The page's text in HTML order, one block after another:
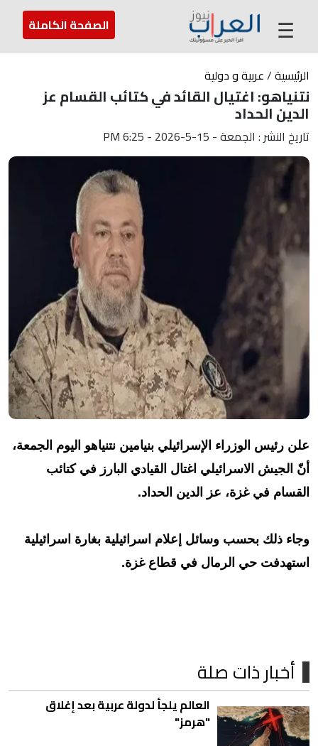
عن العراب ارسل لنا ☰ الصفحة الكاملة
الرئيسية/عربية و دولية
نتنياهو: اغتيال القائد في كتائب القسام عز
الدين الحداد
تاريخ النشر : الجمعة - 15-5-2026 - 6:25 PM
علن رئيس الوزراء الإسرائيلي بنيامين نتنياهو اليوم الجمعة،
أنّ الجيش الاسرائيلي اغتال القيادي البارز في كتائب
القسام في غزة، عز الدين الحداد.
وجاء ذلك بحسب وسائل إعلام اسرائيلية بغارة اسرائيلية
استهدفت حي الرمال في قطاع غزة.
أخبار ذات صلة
العالم يلجأ لدولة عربية بعد إغلاق
"هرمز"